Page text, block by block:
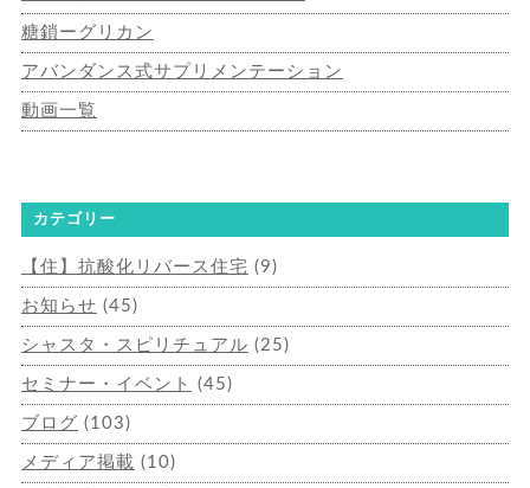
糖鎖ーグリカン
アバンダンス式サプリメンテーション
動画一覧
カテゴリー
【住】抗酸化リバース住宅 (9)
お知らせ (45)
シャスタ・スピリチュアル (25)
セミナー・イベント (45)
ブログ (103)
メディア掲載 (10)